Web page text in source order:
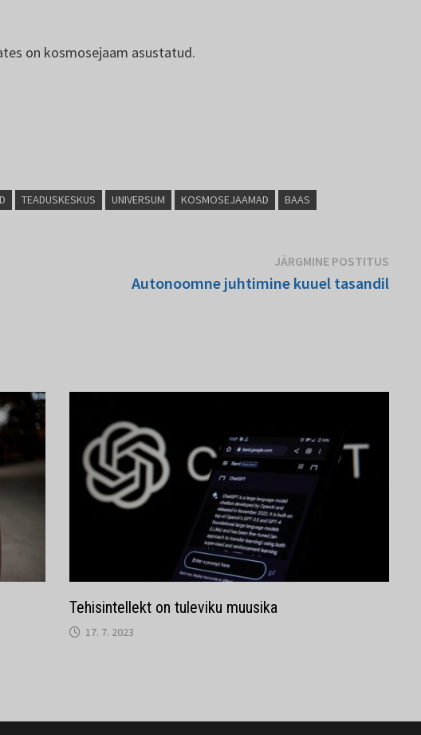
on kosmosejaam asustatud.
TEADUSKESKUS UNIVERSUM KOSMOSEJAAMAD BAAS
JÄRGMINE POSTITUS
Autonoomne juhtimine kuuel tasandil
Tehisintellekt on tuleviku muusika
17. 7. 2023